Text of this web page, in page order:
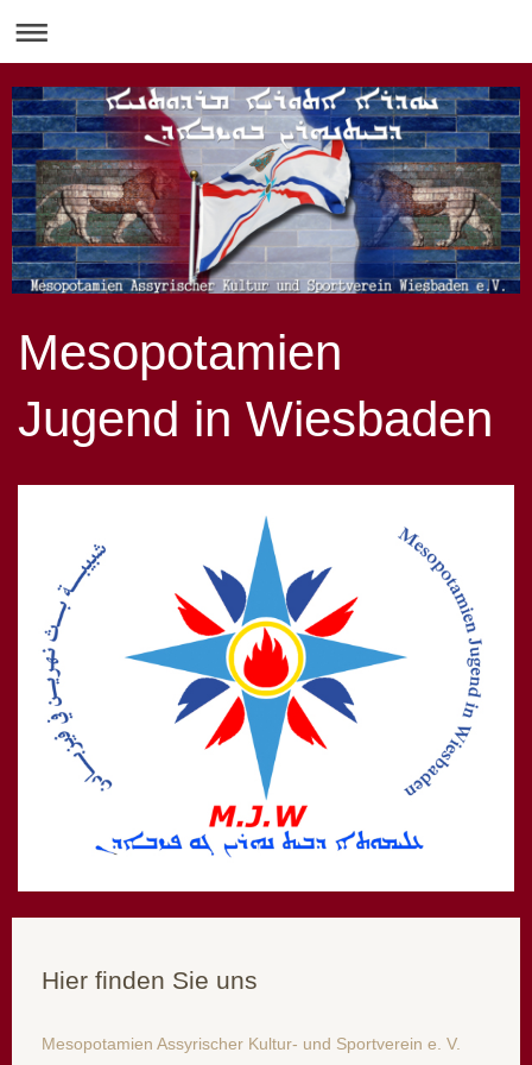
Mesopotamien
Jugend in Wiesbaden
Hier finden Sie uns
Mesopotamien Assyrischer Kultur- und Sportverein e. V.